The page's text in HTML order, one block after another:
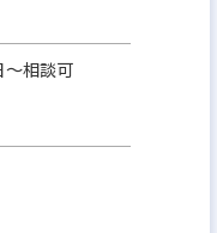
相談可